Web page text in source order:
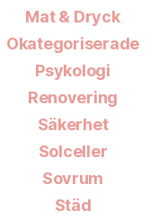
Mat & Dryck
Okategoriserade
Psykologi
Renovering
Säkerhet
Solceller
Sovrum
Städ